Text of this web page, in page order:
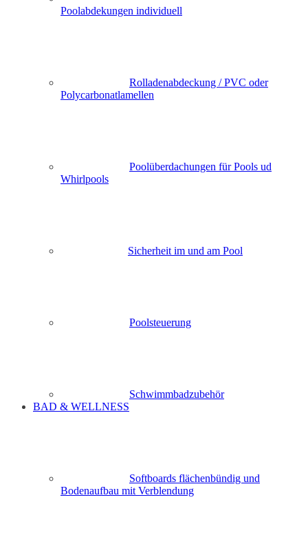
Poolabdekungen individuell
Rolladenabdeckung / PVC oder
Polycarbonatlamellen
Poolüberdachungen für Pools ud
Whirlpools
Sicherheit im und am Pool
Poolsteuerung
Schwimmbadzubehör
BAD & WELLNESS
Softboards flächenbündig und
Bodenaufbau mit Verblendung